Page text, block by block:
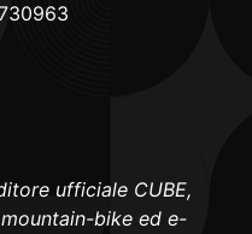
ufficiale CUBE,
bike ed e-